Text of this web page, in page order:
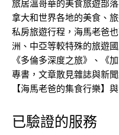
旅居溫哥華的美食旅遊部
拿大和世界各地的美食、
私房旅遊行程，海馬老爸
洲、中亞等較特殊的旅遊
《多倫多深度之旅》、《
專書，文章散見雜誌與新
【海馬老爸的集食行樂】
已驗證的服務